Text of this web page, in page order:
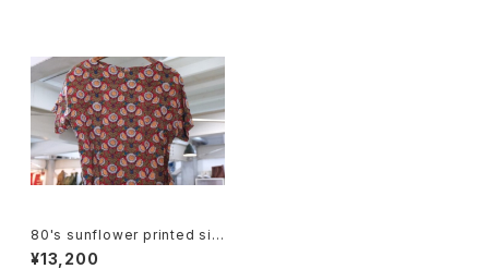
80's sunflower printed silk
tie side Dress
¥13,200